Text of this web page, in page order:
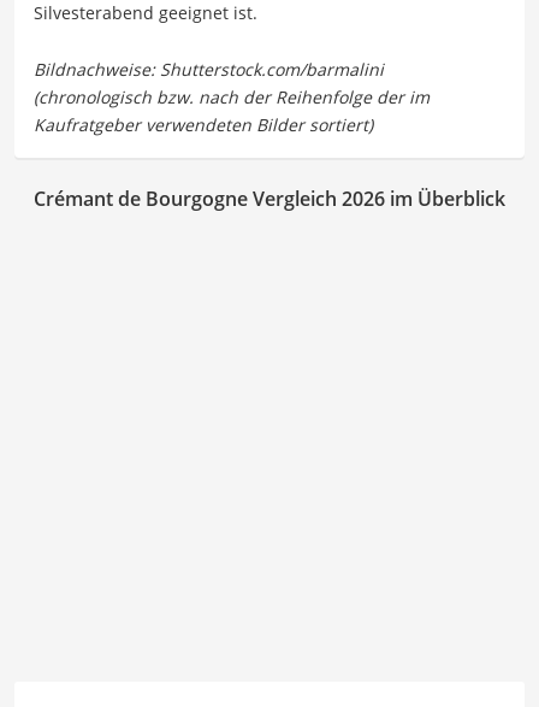
Silvesterabend geeignet ist.
Crémant de Bourgogne Vergleich 2026 im Überblick